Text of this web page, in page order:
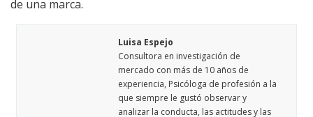
de una marca.
Luisa Espejo
Consultora en investigación de
mercado con más de 10 años de
experiencia, Psicóloga de profesión a la
que siempre le gustó observar y
analizar la conducta, las actitudes y las